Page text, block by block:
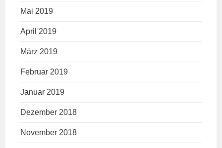
Mai 2019
April 2019
März 2019
Februar 2019
Januar 2019
Dezember 2018
November 2018